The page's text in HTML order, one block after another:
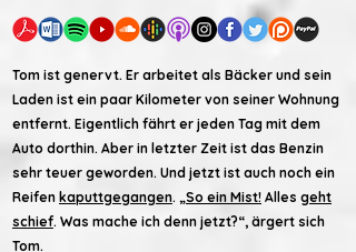
Tom ist genervt. Er arbeitet als Bäcker und sein
Laden ist ein paar Kilometer von seiner Wohnung
entfernt. Eigentlich fährt er jeden Tag mit dem
Auto dorthin. Aber in letzter Zeit ist das Benzin
sehr teuer geworden. Und jetzt ist auch noch ein
Reifen kaputtgegangen. „So ein Mist! Alles geht
schief. Was mache ich denn jetzt?“, ärgert sich
Tom.